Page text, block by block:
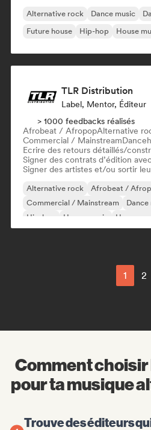
Alternative rock Dance music
Future house
Hip-hop House
TLR Distribution
Label, Mentor, Éditeur
> 1000 feedbacks réalisés
Afrobeat / AfropopAlternative
Commercial / Mainstream
Ecrire des retours détaillés/
Signer des contrats d’édition
Signer des artistes et/ou sortir
Alternative rock
Afrobeat /
Commercial / Mainstream
Dance
Hip-hop
House music Hyperpop
1 2
Comment
pour ta musique
Trouve des éditeurs